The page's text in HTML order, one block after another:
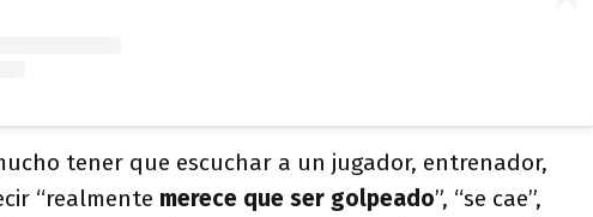
tener que escuchar a un jugador, entrenador,
“realmente merece que ser golpeado”, “se cae”,